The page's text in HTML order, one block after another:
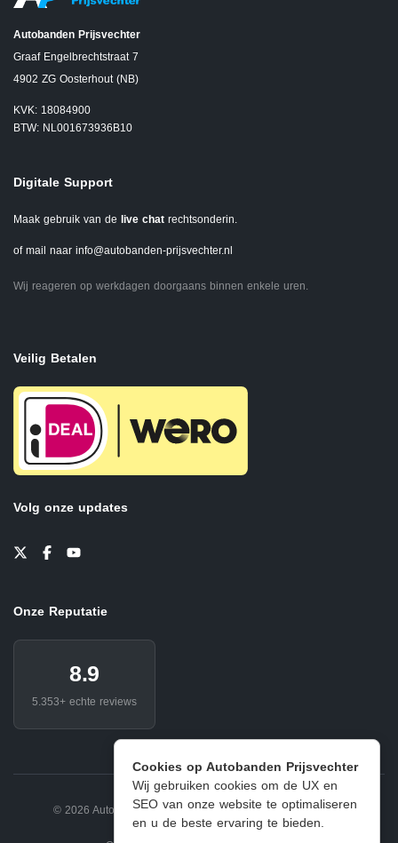
Cookies op Autobanden Prijsvechter
Wij gebruiken cookies om de UX en
SEO van onze website te optimaliseren
en u de beste ervaring te bieden.
Autobanden Prijsvechter
Graaf Engelbrechtstraat 7
4902 ZG Oosterhout (NB)
KVK: 18084900
BTW: NL001673936B10
Digitale Support
Maak gebruik van de live chat rechtsonderin.
of mail naar info@autobanden-prijsvechter.nl
Wij reageren op werkdagen doorgaans binnen enkele uren.
Veilig Betalen
Volg onze updates
Onze Reputatie
8.9
5.353+ echte reviews
© 2026 Autobanden Prijsvechter. Privacy | Voorwaarden